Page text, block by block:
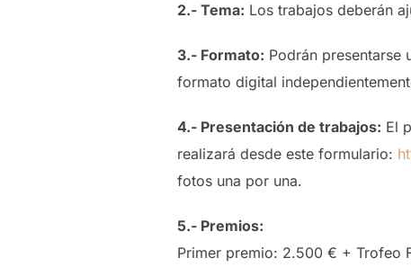
2.- Tema: Los trabajos deberán
3.- Formato: Podrán presentarse
formato digital
4.- Presentación de trabajos: El
realizará desde este formulario:
fotos una por una.
5.- Premios:
Primer premio: 2.500 € + Trofeo